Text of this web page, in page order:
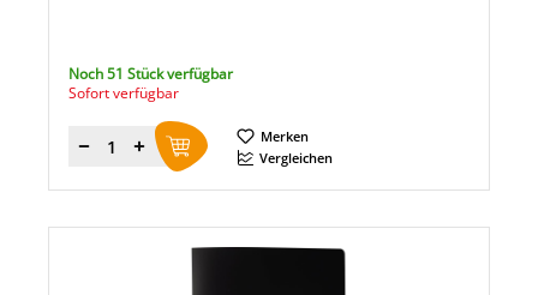
Noch 51 Stück verfügbar
Sofort verfügbar
Menge
Merken
Vergleichen